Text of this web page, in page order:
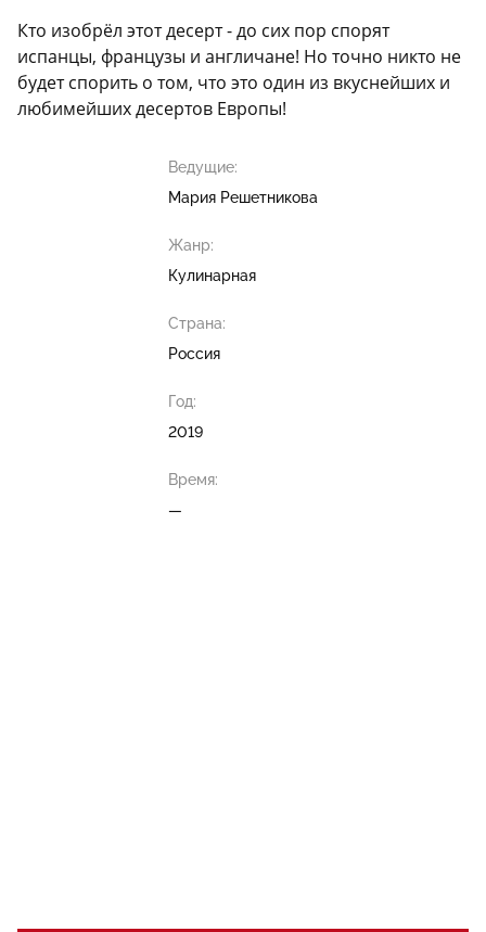
Кто изобрёл этот десерт - до сих пор спорят
испанцы, французы и англичане! Но точно никто не
будет спорить о том, что это один из вкуснейших и
любимейших десертов Европы!
Ведущие:
Мария Решетникова
Жанр:
Кулинарная
Страна:
Россия
Год:
2019
Время:
—